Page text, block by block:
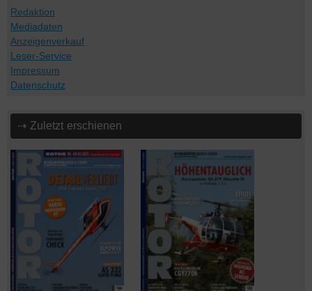
Redaktion
Mediadaten
Anzeigenverkauf
Leser-Service
Impressum
Datenschutz
⇢ Zuletzt erschienen